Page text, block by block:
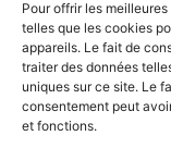
Pour offrir les
telles que les cookies
appareils. Le fait de
traiter des données
uniques sur ce site. Le
consentement peut
et fonctions.
Inscription
Recensement
Le journal de
Gestion des